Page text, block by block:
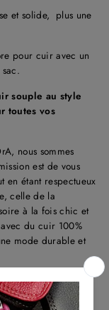
et solide, plus une
pour cuir avec un
souple au style
toutes vos
nous sommes
est de vous
en étant respectueux
celle de la
à la fois chic et
du cuir 100%
mode durable et
témoigner de votre